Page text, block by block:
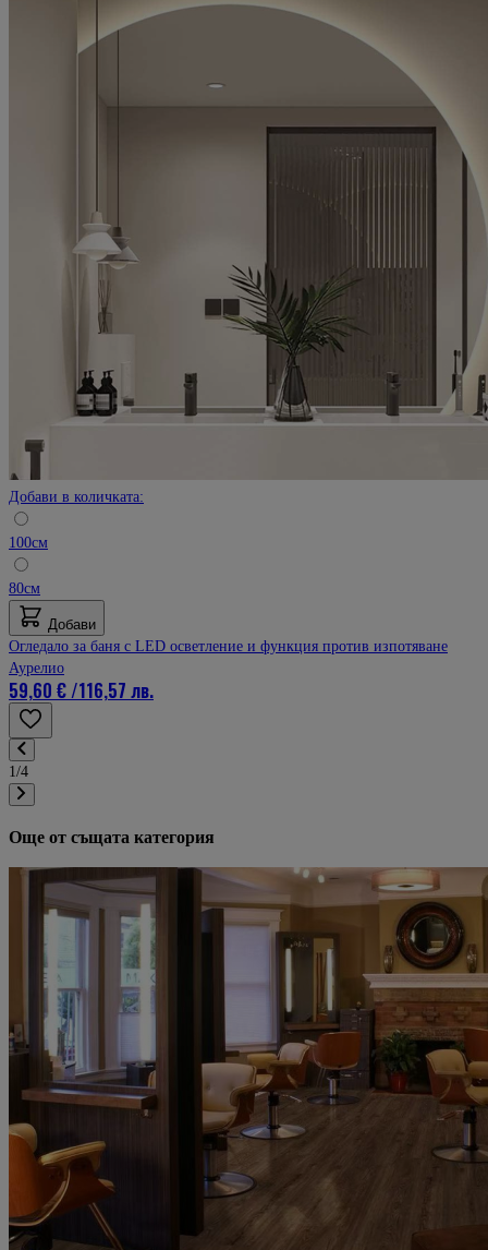
Добави в количката:
100см
80см
Добави
Огледало за баня с LED осветление и функция против изпотяване
Аурелио
59,60 €/116,57 лв.
1/4
Още от същата категория